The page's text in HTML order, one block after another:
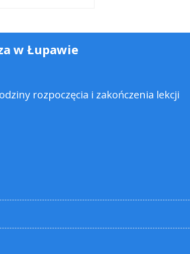
w Łupawie
rozpoczęcia i zakończenia lekcji